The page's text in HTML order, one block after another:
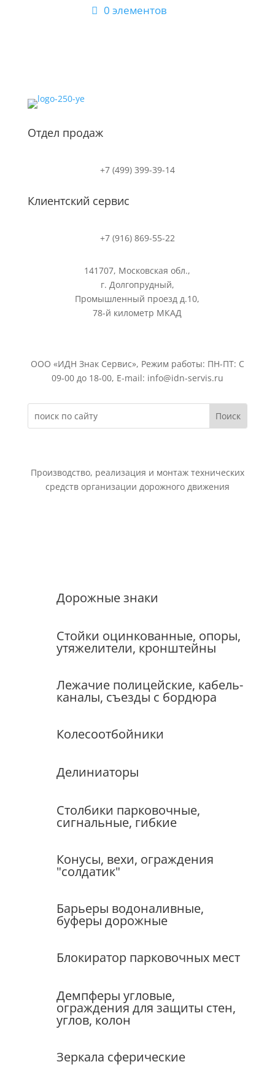
0 элементов
Отдел продаж
+7 (499) 399-39-14
Клиентский сервис
+7 (916) 869-55-22
141707, Московская обл.,
г. Долгопрудный,
Промышленный проезд д.10,
78-й километр МКАД
ООО «ИДН Знак Сервис», Режим работы: ПН-ПТ: С
09-00 до 18-00, E-mail: info@idn-servis.ru
Производство, реализация и монтаж технических
средств организации дорожного движения
Дорожные знаки
Стойки оцинкованные, опоры,
утяжелители, кронштейны
Лежачие полицейские, кабель-
каналы, съезды с бордюра
Колесоотбойники
Делиниаторы
Столбики парковочные,
сигнальные, гибкие
Конусы, вехи, ограждения
"солдатик"
Барьеры водоналивные,
буферы дорожные
Блокиратор парковочных мест
Демпферы угловые,
ограждения для защиты стен,
углов, колон
Зеркала сферические